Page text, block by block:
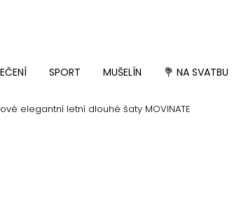
SPORT MUŠELÍN 💐 NA SVATBU
elegantní letní dlouhé šaty MOVINATE